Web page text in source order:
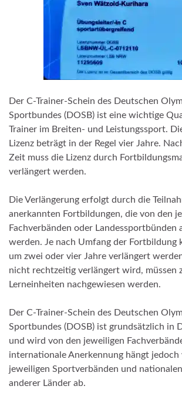
Der C-Trainer-Schein des Deutschen
Sportbundes (DOSB) ist eine wichtige
Trainer im Breiten- und Leistungssport.
Lizenz beträgt in der Regel vier Jahre.
Zeit muss die Lizenz durch
verlängert werden.
Die Verlängerung erfolgt durch die
anerkannten Fortbildungen, die von den
Fachverbänden oder Landessportbünden
werden. Je nach Umfang der Fortbildung
um zwei oder vier Jahre verlängert
nicht rechtzeitig verlängert wird, müssen
Lerneinheiten nachgewiesen werden.
Der C-Trainer-Schein des Deutschen
Sportbundes (DOSB) ist grundsätzlich in
und wird von den jeweiligen
internationale Anerkennung hängt jedoch
jeweiligen Sportverbänden und
anderer Länder ab.